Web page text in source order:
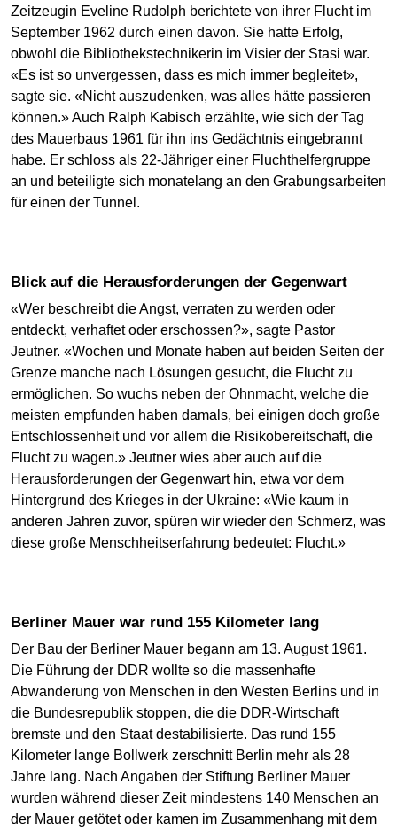
Zeitzeugin Eveline Rudolph berichtete von ihrer Flucht im
September 1962 durch einen davon. Sie hatte Erfolg,
obwohl die Bibliothekstechnikerin im Visier der Stasi war.
«Es ist so unvergessen, dass es mich immer begleitet»,
sagte sie. «Nicht auszudenken, was alles hätte passieren
können.» Auch Ralph Kabisch erzählte, wie sich der Tag
des Mauerbaus 1961 für ihn ins Gedächtnis eingebrannt
habe. Er schloss als 22-Jähriger einer Fluchthelfergruppe
an und beteiligte sich monatelang an den Grabungsarbeiten
für einen der Tunnel.
Blick auf die Herausforderungen der Gegenwart
«Wer beschreibt die Angst, verraten zu werden oder
entdeckt, verhaftet oder erschossen?», sagte Pastor
Jeutner. «Wochen und Monate haben auf beiden Seiten der
Grenze manche nach Lösungen gesucht, die Flucht zu
ermöglichen. So wuchs neben der Ohnmacht, welche die
meisten empfunden haben damals, bei einigen doch große
Entschlossenheit und vor allem die Risikobereitschaft, die
Flucht zu wagen.» Jeutner wies aber auch auf die
Herausforderungen der Gegenwart hin, etwa vor dem
Hintergrund des Krieges in der Ukraine: «Wie kaum in
anderen Jahren zuvor, spüren wir wieder den Schmerz, was
diese große Menschheitserfahrung bedeutet: Flucht.»
Berliner Mauer war rund 155 Kilometer lang
Der Bau der Berliner Mauer begann am 13. August 1961.
Die Führung der DDR wollte so die massenhafte
Abwanderung von Menschen in den Westen Berlins und in
die Bundesrepublik stoppen, die die DDR-Wirtschaft
bremste und den Staat destabilisierte. Das rund 155
Kilometer lange Bollwerk zerschnitt Berlin mehr als 28
Jahre lang. Nach Angaben der Stiftung Berliner Mauer
wurden während dieser Zeit mindestens 140 Menschen an
der Mauer getötet oder kamen im Zusammenhang mit dem